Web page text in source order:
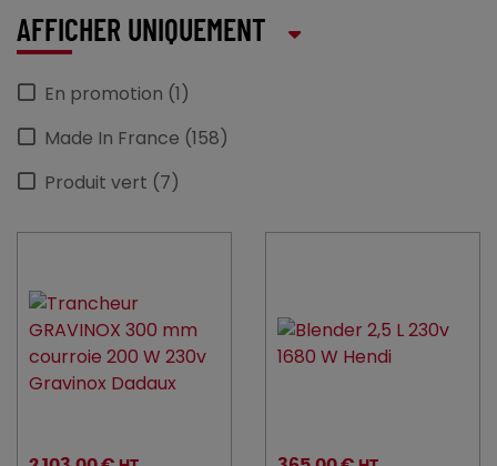
hendi (5)
JVD (1)
KRAMPOUZ (4)
L_TELLIER (3)
LACOR (4)
pro_equip (16)
ROLLER_GRILL (2)
ROWLETT (1)
SOFRACA (1)
AFFICHER UNIQUEMENT
En promotion (1)
Made In France (158)
Produit vert (7)